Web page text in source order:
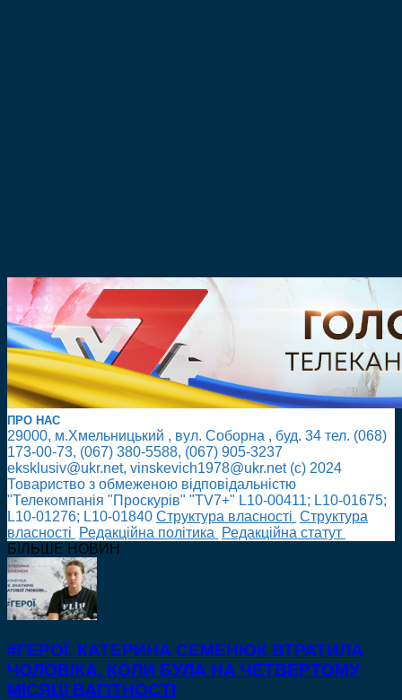
ПРО НАС
29000, м.Хмельницький , вул. Соборна , буд. 34 тел. (068)
173-00-73, (067) 380-5588, (067) 905-3237
eksklusiv@ukr.net, vinskevich1978@ukr.net (с) 2024
Товариство з обмеженою відповідальністю
"Телекомпанія "Проскурів" "TV7+" L10-00411; L10-01675;
L10-01276; L10-01840 Cтруктура власності Cтруктура
власності
Редакційна політика
Редакційна статут
БІЛЬШЕ НОВИН
#ГЕРОЇ. КАТЕРИНА СЕМЕНЮК ВТРАТИЛА
ЧОЛОВІКА, КОЛИ БУЛА НА ЧЕТВЕРТОМУ
МІСЯЦІ ВАГІТНОСТІ